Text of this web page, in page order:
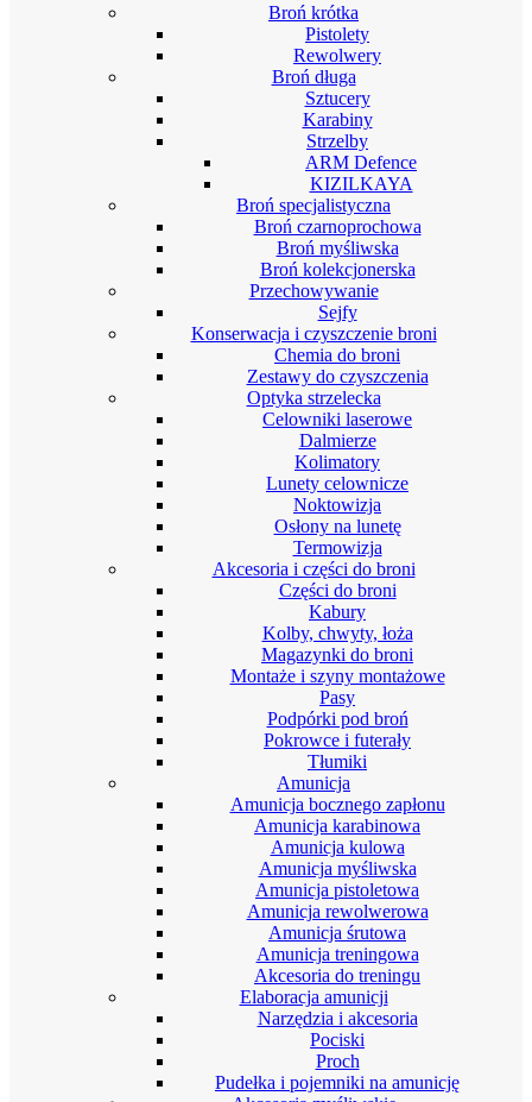
Broń krótka
Pistolety
Rewolwery
Broń długa
Sztucery
Karabiny
Strzelby
ARM Defence
KIZILKAYA
Broń specjalistyczna
Broń czarnoprochowa
Broń myśliwska
Broń kolekcjonerska
Przechowywanie
Sejfy
Konserwacja i czyszczenie broni
Chemia do broni
Zestawy do czyszczenia
Optyka strzelecka
Celowniki laserowe
Dalmierze
Kolimatory
Lunety celownicze
Noktowizja
Osłony na lunetę
Termowizja
Akcesoria i części do broni
Części do broni
Kabury
Kolby, chwyty, łoża
Magazynki do broni
Montaże i szyny montażowe
Pasy
Podpórki pod broń
Pokrowce i futerały
Tłumiki
Amunicja
Amunicja bocznego zapłonu
Amunicja karabinowa
Amunicja kulowa
Amunicja myśliwska
Amunicja pistoletowa
Amunicja rewolwerowa
Amunicja śrutowa
Amunicja treningowa
Akcesoria do treningu
Elaboracja amunicji
Narzędzia i akcesoria
Pociski
Proch
Pudełka i pojemniki na amunicję